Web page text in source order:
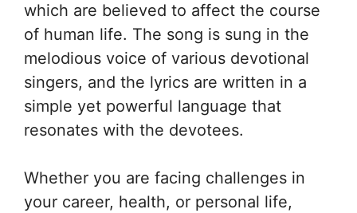
which are believed to affect the course
of human life. The song is sung in the
melodious voice of various devotional
singers, and the lyrics are written in a
simple yet powerful language that
resonates with the devotees.
Whether you are facing challenges in
your career, health, or personal life,